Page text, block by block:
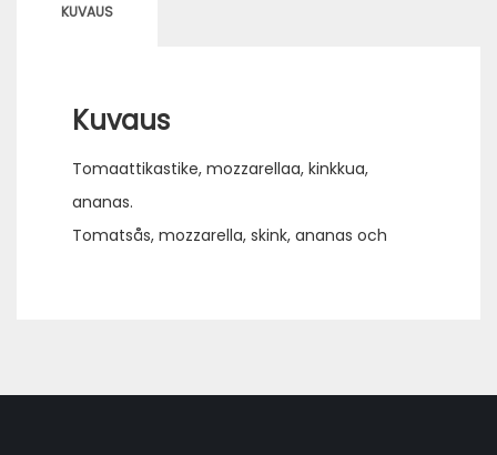
KUVAUS
Kuvaus
Tomaattikastike, mozzarellaa, kinkkua,
ananas.
Tomatsås, mozzarella, skink, ananas och